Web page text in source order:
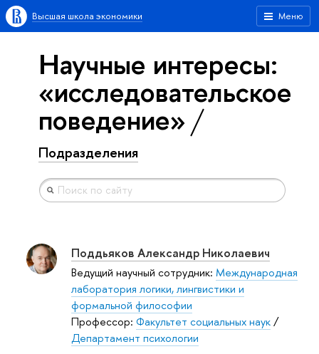
Меню
Высшая школа экономики
Научные интересы:
«исследовательское
поведение»
Подразделения
Поддьяков Александр Николаевич
Ведущий научный сотрудник: Международная
лаборатория логики, лингвистики и
формальной философии
Профессор: Факультет социальных наук/
Департамент психологии